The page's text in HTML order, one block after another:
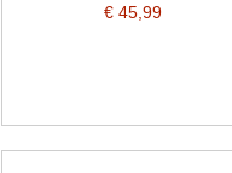
€ 45,99